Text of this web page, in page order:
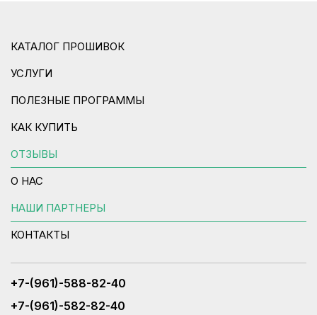
КАТАЛОГ ПРОШИВОК
УСЛУГИ
ПОЛЕЗНЫЕ ПРОГРАММЫ
КАК КУПИТЬ
ОТЗЫВЫ
О НАС
НАШИ ПАРТНЕРЫ
КОНТАКТЫ
+7-(961)-588-82-40
+7-(961)-582-82-40